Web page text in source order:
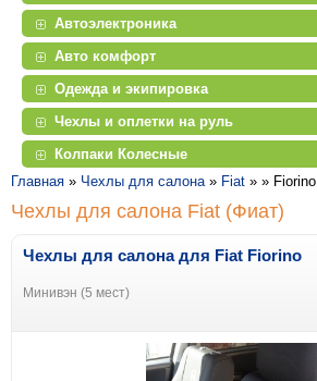
Автоэлектроника
Авто комфорт
Одежда и экипировка
Чехлы и оплетки на руль
Колпаки Колесные
Главная » Чехлы для салона » Fiat » » Fiorino
Чехлы для салона Fiat (Фиат)
Чехлы для салона для Fiat Fiorino
Минивэн (5 мест)